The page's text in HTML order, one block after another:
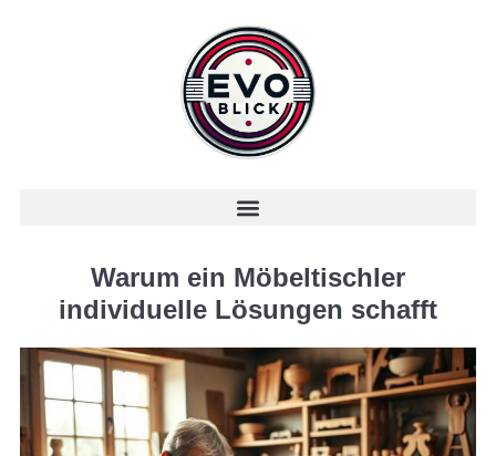
Warum ein Möbeltischler
individuelle Lösungen schafft